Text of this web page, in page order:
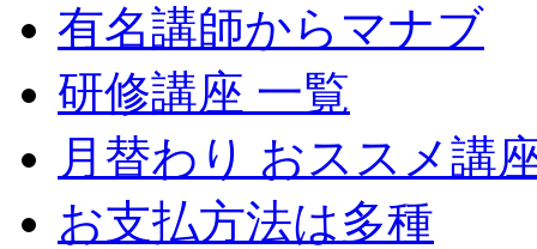
有名講師からマナブ
研修講座 一覧
月替わり おススメ講
お支払方法は多種